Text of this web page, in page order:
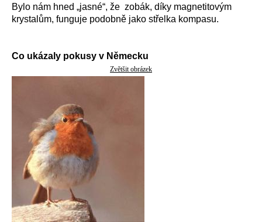
Bylo nám hned „jasné“, že zobák, díky magnetitovým
krystalům, funguje podobně jako střelka kompasu.
Co ukázaly pokusy v Německu
Zvětšit obrázek